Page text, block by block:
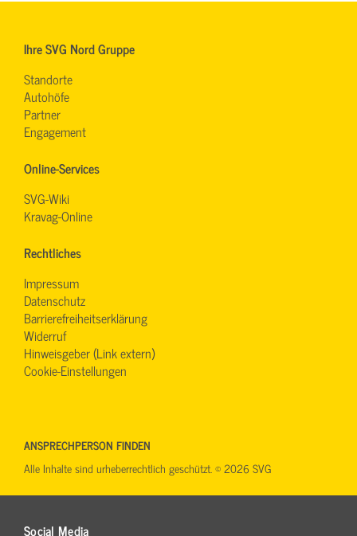
Ihre SVG Nord Gruppe
Standorte
Autohöfe
Partner
Engagement
Online-Services
SVG-Wiki
Kravag-Online
Rechtliches
Impressum
Datenschutz
Barrierefreiheitserklärung
Widerruf
Hinweisgeber (Link extern)
Cookie-Einstellungen
Social Media
ANSPRECHPERSON FINDEN
Alle Inhalte sind urheberrechtlich geschützt. © 2026 SVG